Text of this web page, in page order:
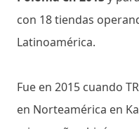
con 18 tiendas
Latinoamérica.
Fue en 2015 cuando
en Norteamérica en